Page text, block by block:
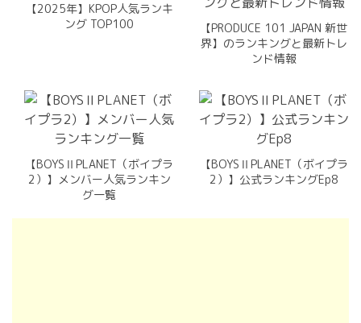
【2025年】KPOP人気ランキ
ング TOP100
【PRODUCE 101 JAPAN 新世
界】のランキングと最新トレ
ンド情報
【BOYSⅡPLANET（ボイプラ
2）】メンバー人気ランキン
グ一覧
【BOYSⅡPLANET（ボイプラ
2）】公式ランキングEp8